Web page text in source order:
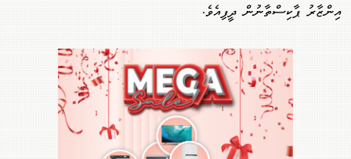
އިންޒާރު ޕާކިސްތާނުން ދީފިއެވެ.